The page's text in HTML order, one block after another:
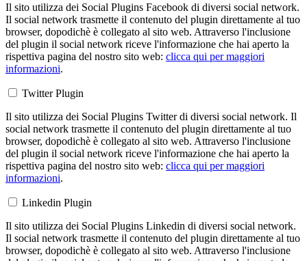
Il sito utilizza dei Social Plugins Facebook di diversi social network.
Il social network trasmette il contenuto del plugin direttamente al tuo
browser, dopodichè è collegato al sito web. Attraverso l'inclusione
del plugin il social network riceve l'informazione che hai aperto la
rispettiva pagina del nostro sito web: clicca qui per maggiori
informazioni.
Twitter Plugin
Il sito utilizza dei Social Plugins Twitter di diversi social network. Il
social network trasmette il contenuto del plugin direttamente al tuo
browser, dopodichè è collegato al sito web. Attraverso l'inclusione
del plugin il social network riceve l'informazione che hai aperto la
rispettiva pagina del nostro sito web: clicca qui per maggiori
informazioni.
Linkedin Plugin
Il sito utilizza dei Social Plugins Linkedin di diversi social network.
Il social network trasmette il contenuto del plugin direttamente al tuo
browser, dopodichè è collegato al sito web. Attraverso l'inclusione